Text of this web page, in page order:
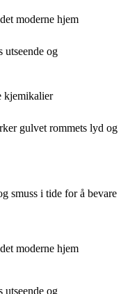
moderne hjem
utseende og
kjemikalier
gulvet rommets lyd og
smuss i tide for å bevare
moderne hjem
utseende og